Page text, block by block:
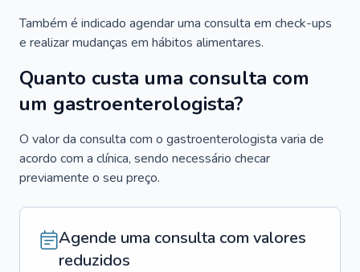
Também é indicado agendar uma consulta em check-ups
e realizar mudanças em hábitos alimentares.
Quanto custa uma consulta com
um gastroenterologista?
O valor da consulta com o gastroenterologista varia de
acordo com a clínica, sendo necessário checar
previamente o seu preço.
Agende uma consulta com valores
reduzidos